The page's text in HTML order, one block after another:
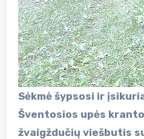
Sėkmė šypsosi ir
Šventosios upės
žvaigždučių viešbutis